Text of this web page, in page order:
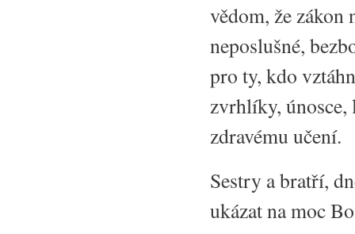
vědom, že
neposlušné,
pro ty, kdo
zvrhlíky, únosce,
zdravému učení.
Sestry a bratří,
ukázat na moc